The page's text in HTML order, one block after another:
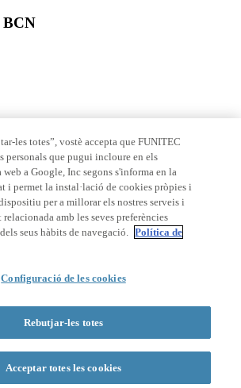
BCN
Barcelona - URL |Avís legal
cerca
les totes”, vostè accepta que FUNITEC
personals que pugui incloure en els
a Google, Inc segons s'informa en la
i permet la instal·lació de cookies pròpies i
per a millorar els nostres serveis i
amb les seves preferències
seus hàbits de navegació. Política de
Configuració de les cookies
Rebutjar-les totes
Acceptar totes les cookies